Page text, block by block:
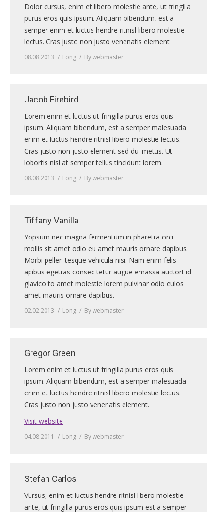
Dolor cursus, enim et libero molestie ante, ut fringilla
purus eros quis ipsum. Aliquam bibendum, est a
semper enim et luctus hendre ritnisl libero molestie
lectus. Cras justo non justo venenatis element.
08.08.2013 Long Bywebmaster
Jacob Firebird
Lorem enim et luctus ut fringilla purus eros quis
ipsum. Aliquam bibendum, est a semper malesuada
enim et luctus hendre ritnisl libero molestie lectus.
Cras justo non justo element sed dui metus. Ut
lobortis nisl at semper tellus tincidunt lorem.
08.08.2013 Long Bywebmaster
Tiffany Vanilla
Yopsum nec magna fermentum in pharetra orci
mollis sit amet odio eu amet mauris ornare dapibus.
Morbi pellen tesque vehicula nisi. Nam enim felis
apibus egetras consec tetur augue emassa auctort id
glavico to amet molestie lorem pulvinar odio eulos
amet mauris ornare dapibus.
02.02.2013 Long Bywebmaster
Gregor Green
Lorem enim et luctus ut fringilla purus eros quis
ipsum. Aliquam bibendum, est a semper malesuada
enim et luctus hendre ritnisl libero molestie lectus.
Cras justo non justo venenatis element.
Visit website
04.08.2011 Long Bywebmaster
Stefan Carlos
Vursus, enim et luctus hendre ritnisl libero molestie
ante, ut fringilla purus eros quis ipsum est a semper